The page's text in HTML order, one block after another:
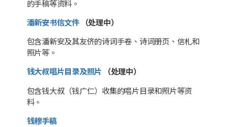
的手稿等资料。
潘新安书信文件（处理中）
包含潘新安及其友侪的诗词手卷、诗词册页、信札和
照片等。
钱大叔唱片目录及照片 （处理中）
包含钱大叔（钱广仁）收集的唱片目录和照片等资
料。
钱穆手稿